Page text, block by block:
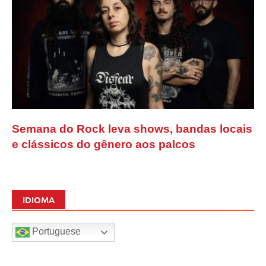
Semana do Rock leva shows, bandas locais
e clássicos do gênero aos palcos
IDIOMA
Portuguese